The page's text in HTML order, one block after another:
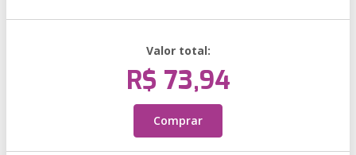
Valor total:
R$ 73,94
Comprar